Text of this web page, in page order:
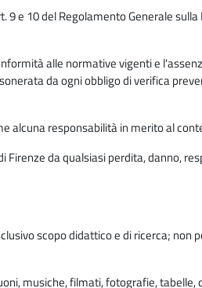
e 10 del Regolamento Generale
alle normative vigenti e
da ogni obbligo di verifica
alcuna responsabilità in merito al
da qualsiasi perdita, danno,
scopo didattico e di ricerca; non
musiche, filmati, fotografie, tabelle,